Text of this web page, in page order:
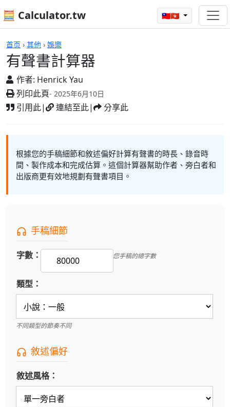
🧮 Calculator.tw 🇹🇼🇭🇰
首页 › 其他 › 娛樂
有聲書計算器
作者: Henrick Yau
列印此頁- 2025年6月10日
引用此| 連結至此| 分享此
計算機
根據您的手稿細節和敘述偏好計算有聲書的時長、錄音時
間、製作成本和完成估算。這個計算器幫助作者、旁白者和
出版商更有效地規劃有聲書項目。
手稿細節
字數： 您手稿的總字數
類型：
不同類型的節奏不同
敘述偏好
敘述風格：